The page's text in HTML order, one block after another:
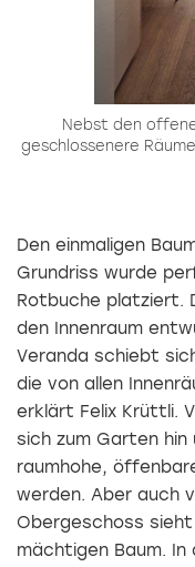
Nebst den
geschlossenere
Den einmaligen
Grundriss wurde
Rotbuche platziert.
den Innenraum
Veranda schiebt
die von allen
erklärt Felix Krüttli.
sich zum Garten
raumhohe,
werden. Aber auch
Obergeschoss
mächtigen Baum.